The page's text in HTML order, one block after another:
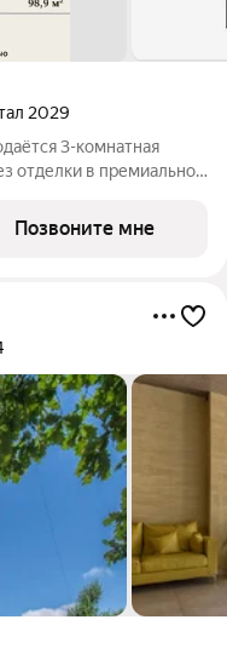
2029
3-комнатная
отделки в премиальном
районе
Позвоните мне